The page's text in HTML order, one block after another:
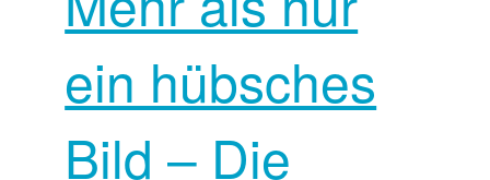
ein hübsches
Bild – Die